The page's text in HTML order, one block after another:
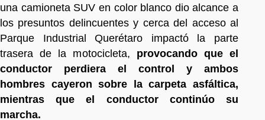
una camioneta SUV en color blanco dio alcance a
los presuntos delincuentes y cerca del acceso al
Parque Industrial Querétaro impactó la parte
trasera de la motocicleta, provocando que el
conductor perdiera el control y ambos
hombres cayeron sobre la carpeta asfáltica,
mientras que el conductor continúo su
marcha.